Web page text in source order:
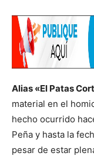
Alias «El Patas
material en el
hecho ocurrido
Peña y hasta la
pesar de estar